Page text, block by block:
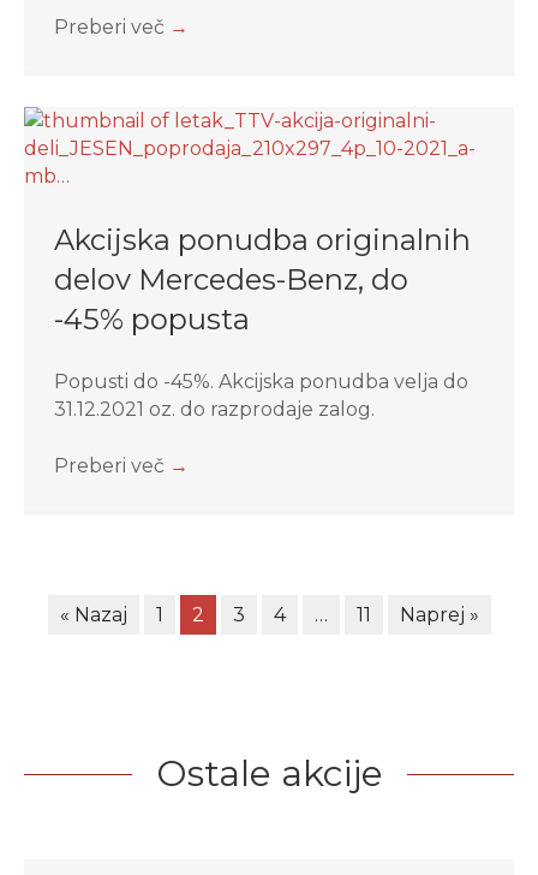
Preberi več →
Akcijska ponudba originalnih
delov Mercedes-Benz, do
-45% popusta
Popusti do -45%. Akcijska ponudba velja do
31.12.2021 oz. do razprodaje zalog.
Preberi več →
« Nazaj 1 2 3 4 … 11 Naprej »
Ostale akcije